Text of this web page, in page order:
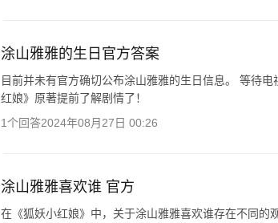
涂山雅雅的生日官方答案
目前并未有官方确切公布涂山雅雅的生日信息。 等待
红娘》原著提前了解剧情了！
1个回答2024年08月27日 00:26
涂山雅雅喜欢谁 官方
在《狐妖小红娘》中，关于涂山雅雅喜欢谁存在不同的